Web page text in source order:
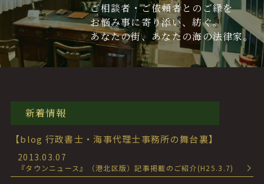
ご相談者・ご依頼者とのご縁を
お悩み事に寄り添い、紡ぐ。
あなたの街、あなたの海の法律家。
新着情報
【blog 行政書士・海事代理士事務所の舞台裏】
2013.03.07
『タウンニュース』（港北区版）記事掲載のご紹介(H25.3.7)